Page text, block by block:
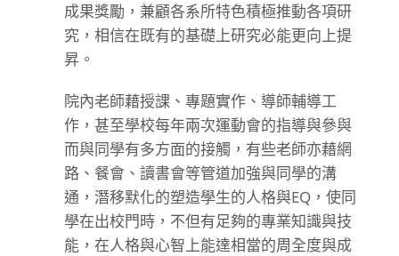
成果獎勵，兼顧各系所特色積極推動各項研
究，相信在既有的基礎上研究必能更向上提
昇。
院內老師藉授課、專題實作、導師輔導工
作，甚至學校每年兩次運動會的指導與參與
而與同學有多方面的接觸，有些老師亦藉網
路、餐會、讀書會等管道加強與同學的溝
通，潛移默化的塑造學生的人格與EQ，使同
學在出校門時，不但有足夠的專業知識與技
能，在人格與心智上能達相當的周全度與成